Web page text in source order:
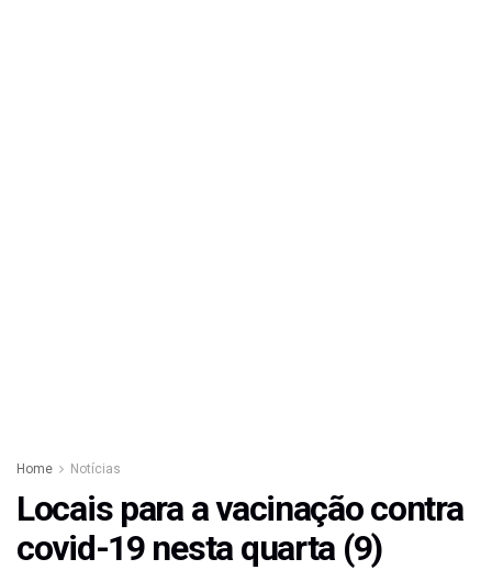
Home Notícias
Locais para a vacinação contra
covid-19 nesta quarta (9)